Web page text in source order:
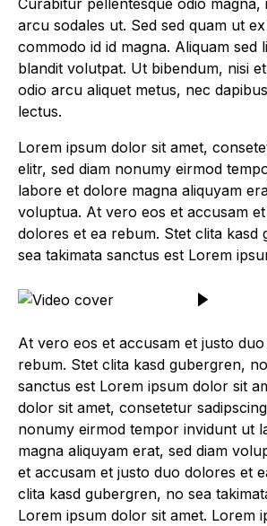
arcu sodales ut. Sed sed quam ut
commodo id id magna. Aliquam sed
blandit volutpat. Ut bibendum, nisi
odio arcu aliquet metus, nec
lectus.
Lorem ipsum dolor sit amet,
elitr, sed diam nonumy eirmod
labore et dolore magna aliquyam
voluptua. At vero eos et accusam
dolores et ea rebum. Stet clita kasd
sea takimata sanctus est Lorem
At vero eos et accusam et justo
rebum. Stet clita kasd gubergren,
sanctus est Lorem ipsum dolor sit
dolor sit amet, consetetur
nonumy eirmod tempor invidunt ut
magna aliquyam erat, sed diam
et accusam et justo duo dolores et
clita kasd gubergren, no sea
Lorem ipsum dolor sit amet. Lorem